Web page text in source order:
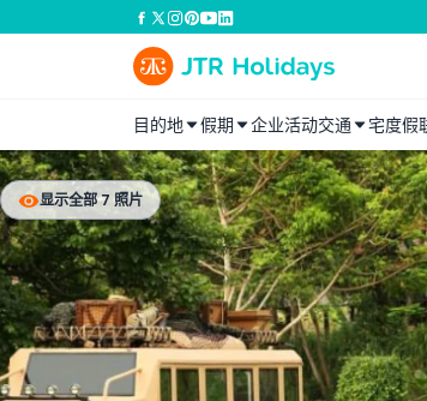
目的地 假期 企业活动交通 宅度假
显示全部 7 照片